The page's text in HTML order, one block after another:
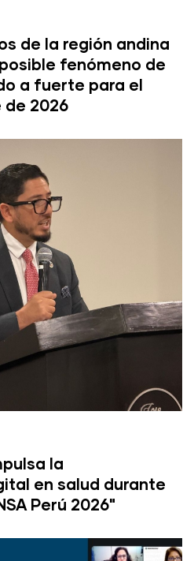
de la región andina
fenómeno de
a fuerte para el
2026
la
en salud durante
Perú 2026"